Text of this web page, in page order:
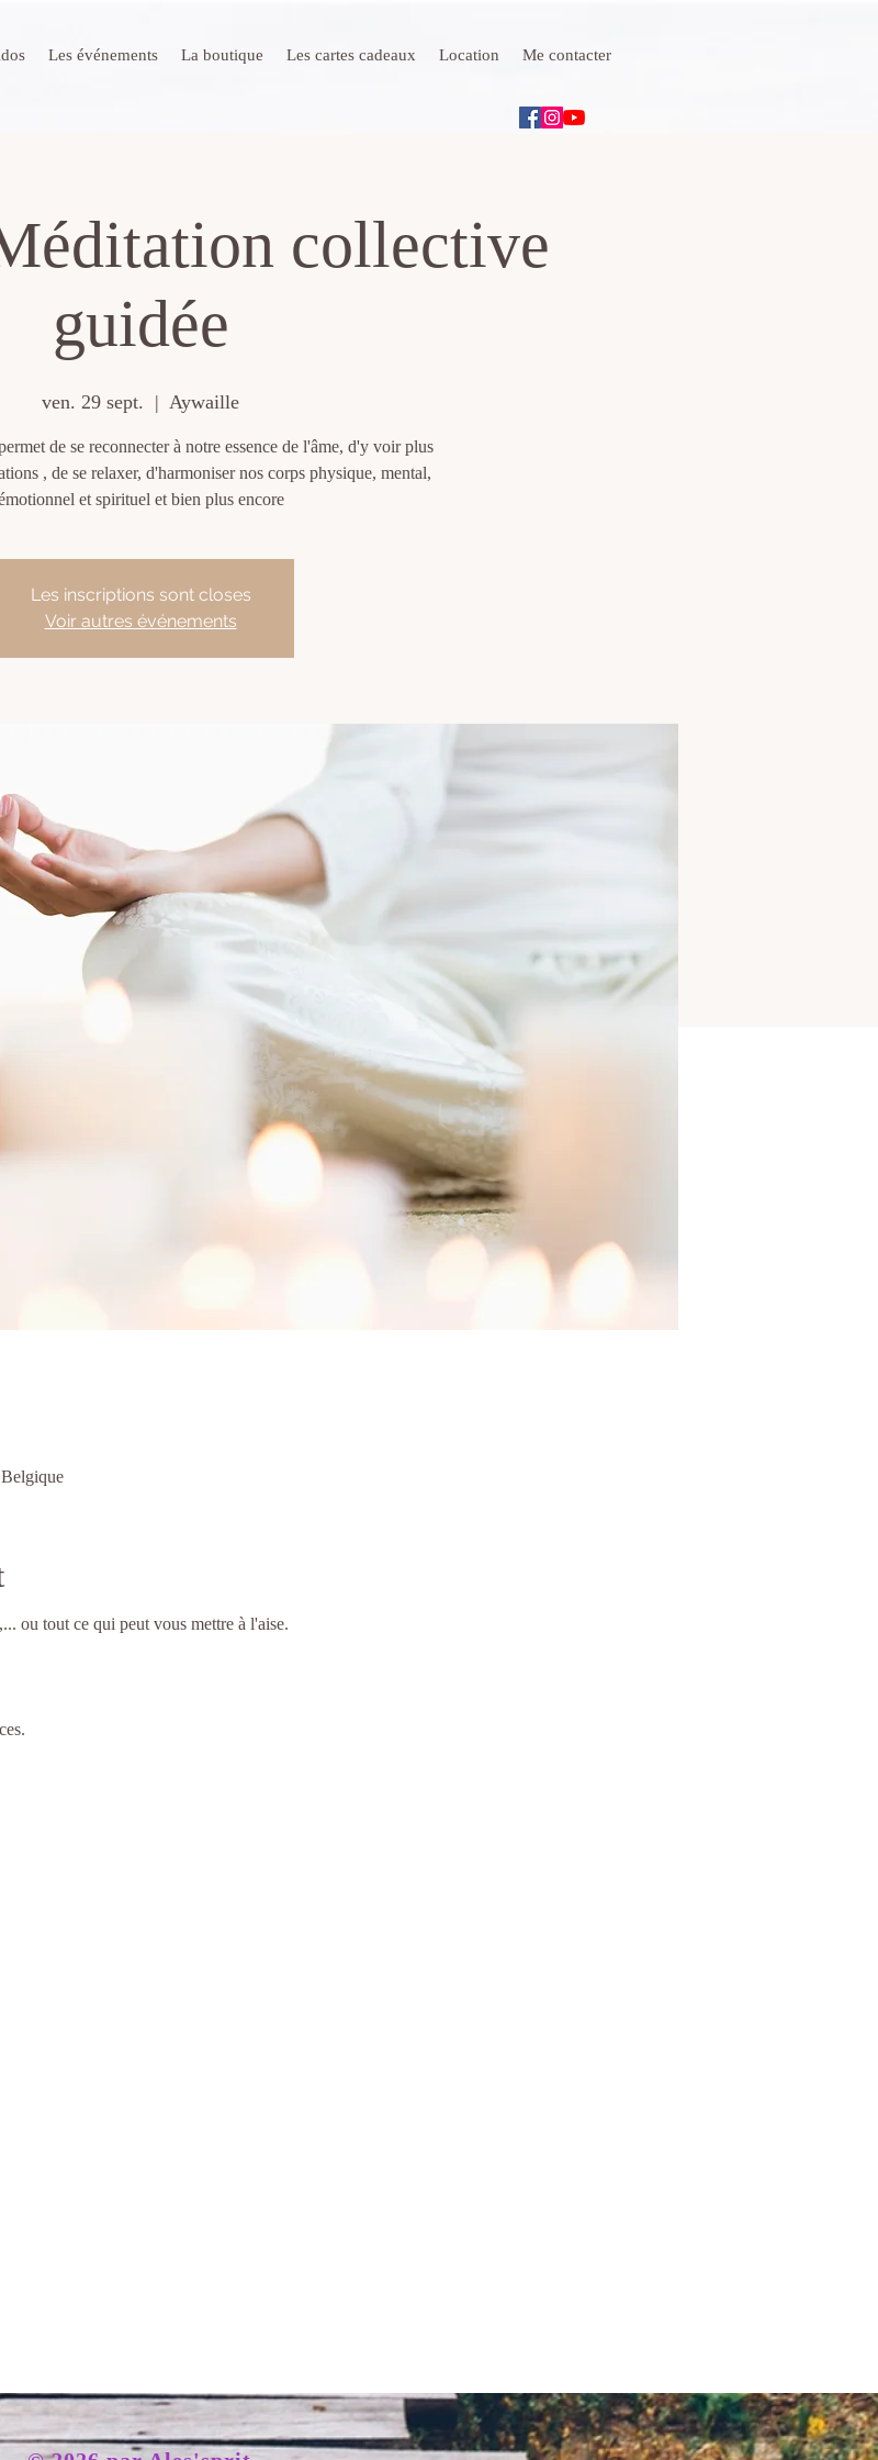
Les événements La boutique Les cartes cadeaux Location Me contacter
collective
guidée
ven. 29 sept.
  |
Aywaille
de se reconnecter à notre essence de l'âme, d'y voir plus
, de se relaxer, d'harmoniser nos corps physique, mental,
et spirituel et bien plus encore
Les inscriptions sont closes
Voir autres événements
ou tout ce qui peut vous mettre à l'aise.